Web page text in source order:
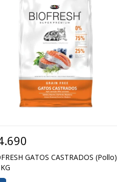
GATOS CASTRADOS (Pollo)